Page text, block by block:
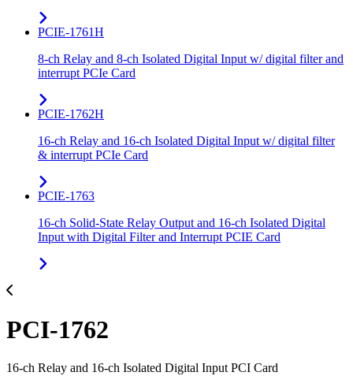
PCIE-1761H
8-ch Relay and 8-ch Isolated Digital Input w/ digital filter and
interrupt PCIe Card
PCIE-1762H
16-ch Relay and 16-ch Isolated Digital Input w/ digital filter
& interrupt PCIe Card
PCIE-1763
16-ch Solid-State Relay Output and 16-ch Isolated Digital
Input with Digital Filter and Interrupt PCIE Card
PCI-1762
16-ch Relay and 16-ch Isolated Digital Input PCI Card